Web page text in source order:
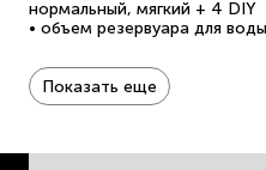
нормальный, мягкий + 4 DIY
• объем резервуара для
• длительное использование
• количество пользователей:
• объем резервуара 350 мл
Показать еще